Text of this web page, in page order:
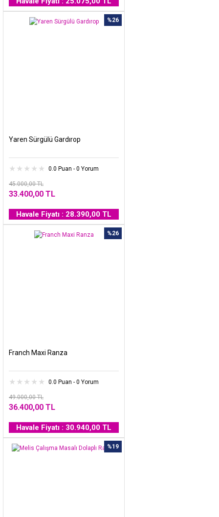
%26
Yaren Sürgülü Gardırop
0.0 Puan - 0 Yorum
45.000,00 TL
33.400,00 TL
Havale Fiyatı : 28.390,00 TL
%26
Franch Maxi Ranza
0.0 Puan - 0 Yorum
49.000,00 TL
36.400,00 TL
Havale Fiyatı : 30.940,00 TL
%19